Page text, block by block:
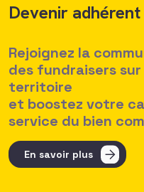
Devenir adhérent
Rejoignez la
des fundraisers
territoire
et boostez votre
service du bien
En savoir plus